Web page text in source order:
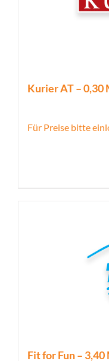
Kurier AT – 0,30
Für Preise bitte
Fit for Fun –